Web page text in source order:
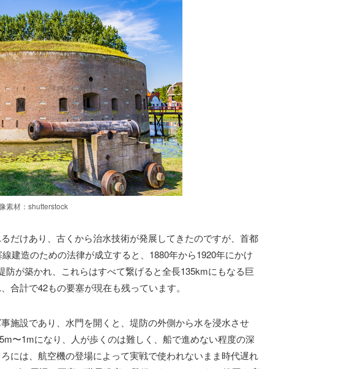
素材：shutterstock
だけあり、古くから治水技術が発展してきたのですが、首都
建造のための法律が成立すると、1880年から1920年にかけ
が築かれ、これらはすべて繋げると全長135kmにもなる巨
合計で42もの要塞が現在も残っています。
施設であり、水門を開くと、堤防の外側から水を浸水させ
〜1mになり、人が歩くのは難しく、船で進めない程度の深
には、航空機の登場によって実戦で使われないまま時代遅れ